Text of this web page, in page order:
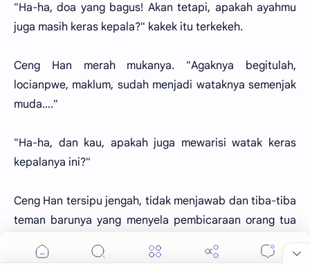
"Ha-ha, doa yang bagus! Akan tetapi, apakah ayahmu
juga masih keras kepala?" kakek itu terkekeh.
Ceng Han merah mukanya. "Agaknya begitulah,
locianpwe, maklum, sudah menjadi wataknya semenjak
muda…."
"Ha-ha, dan kau, apakah juga mewarisi watak keras
kepalanya ini?"
Ceng Han tersipu jengah, tidak menjawab dan tiba-tiba
teman barunya yang menyela pembicaraan orang tua
ini dengan mulut tersenyum, "Cui-locianpwe, ada
pepatah mengatakan bahwa buah biasanya jatuh tidak